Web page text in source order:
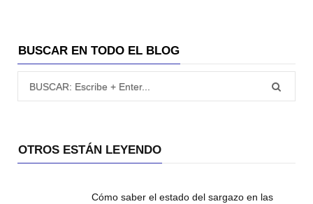
BUSCAR EN TODO EL BLOG
OTROS ESTÁN LEYENDO
Cómo saber el estado del sargazo en las